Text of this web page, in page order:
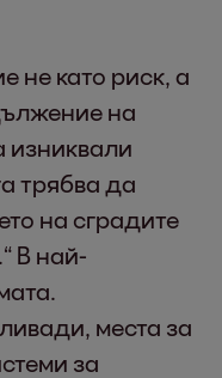
не като риск, а
на
изниквали
трябва да
на сградите
В най-
места за
за